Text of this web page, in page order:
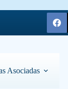
Asociadas